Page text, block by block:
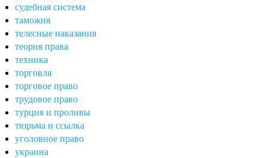
судебная система
таможня
телесные наказания
теория права
техника
торговля
торговое право
трудовое право
турция и проливы
тюрьма и ссылка
уголовное право
украина